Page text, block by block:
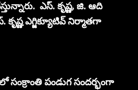
ఎస్. కృష్ణ, జి. ఆది
ఎగ్జిక్యూటివ్ నిర్మాతగా
సంక్రాంతి పండుగ సందర్భంగా